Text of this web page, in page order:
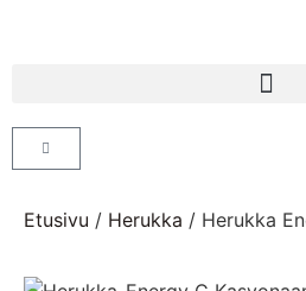
Etusivu / Herukka / Herukka